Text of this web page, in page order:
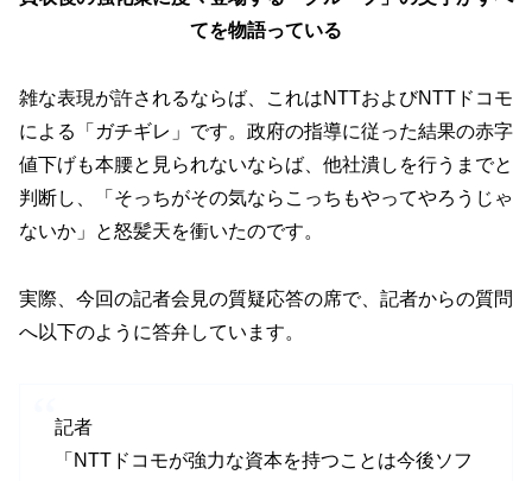
てを物語っている
雑な表現が許されるならば、これはNTTおよびNTTドコモ
による「ガチギレ」です。政府の指導に従った結果の赤字
値下げも本腰と見られないならば、他社潰しを行うまでと
判断し、「そっちがその気ならこっちもやってやろうじゃ
ないか」と怒髪天を衝いたのです。
実際、今回の記者会見の質疑応答の席で、記者からの質問
へ以下のように答弁しています。
記者
「NTTドコモが強力な資本を持つことは今後ソフ